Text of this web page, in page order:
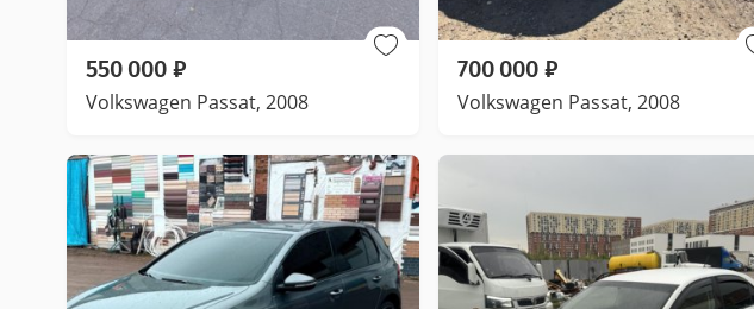
550 000 ₽
Volkswagen Passat, 2008
700 000 ₽
Volkswagen Passat, 2008